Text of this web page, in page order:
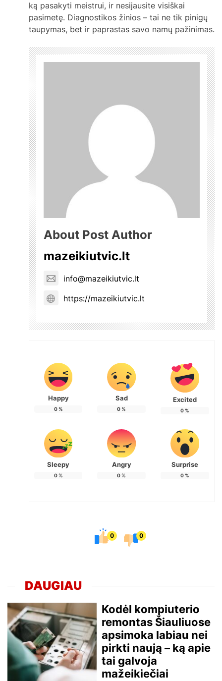
ką pasakyti meistrui, ir nesijausite visiškai
pasimetę. Diagnostikos žinios – tai ne tik pinigų
taupymas, bet ir paprastas savo namų pažinimas.
About Post Author
mazeikiutvic.lt
info@mazeikiutvic.lt
https://mazeikiutvic.lt
Happy
0%
Sad
0%
Excited
0%
Sleepy
0%
Angry
0%
Surprise
0%
0 0
DAUGIAU
Kodėl kompiuterio
remontas Šiauliuose
apsimoka labiau nei
pirkti naują – ką apie
tai galvoja
mažeikiečiai